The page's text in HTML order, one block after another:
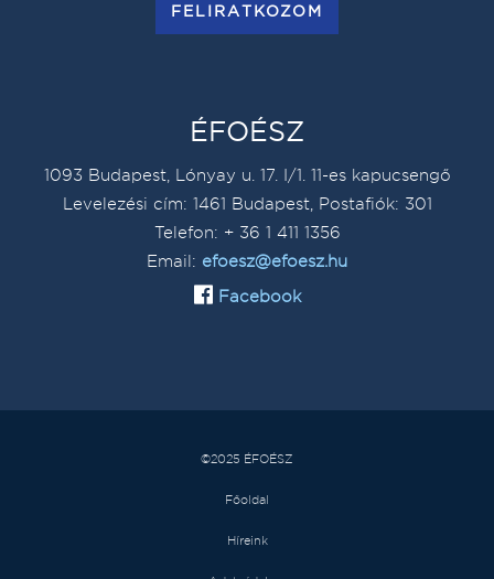
FELIRATKOZOM
ÉFOÉSZ
1093 Budapest, Lónyay u. 17. I/1. 11-es kapucsengő
Levelezési cím: 1461 Budapest, Postafiók: 301
Telefon: + 36 1 411 1356
Email: efoesz@efoesz.hu
Facebook
©2025 ÉFOÉSZ
Főoldal
Híreink